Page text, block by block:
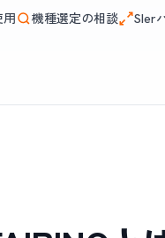
用 機種選定の相談 SIer